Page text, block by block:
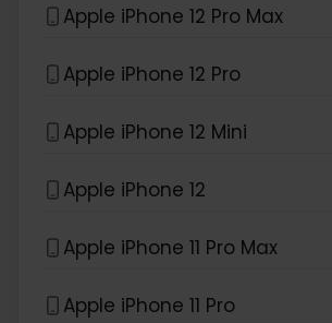
Apple iPhone 12 Pro Max
Apple iPhone 12 Pro
Apple iPhone 12 Mini
Apple iPhone 12
Apple iPhone 11 Pro Max
Apple iPhone 11 Pro